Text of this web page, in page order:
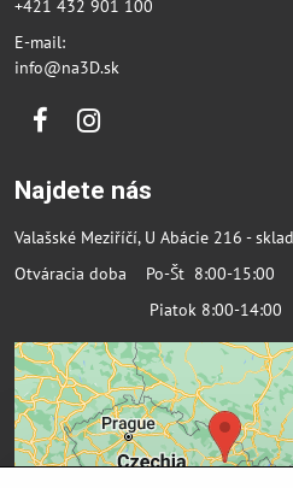
+421 432 901 100
E-mail:
info@na3D.sk
FacebookInstagram
Najdete nás
Valašské Meziříčí, U Abácie 216 -
Otváracia doba Po-Št 8:00-15:00
Piatok 8:00-14:00